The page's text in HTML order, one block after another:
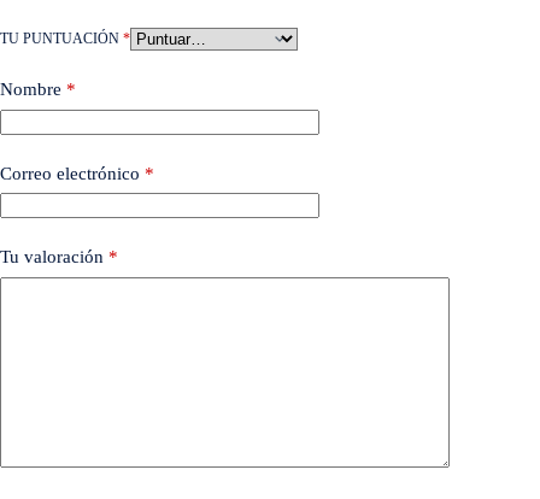
TU PUNTUACIÓN *
Nombre *
Correo electrónico *
Tu valoración *